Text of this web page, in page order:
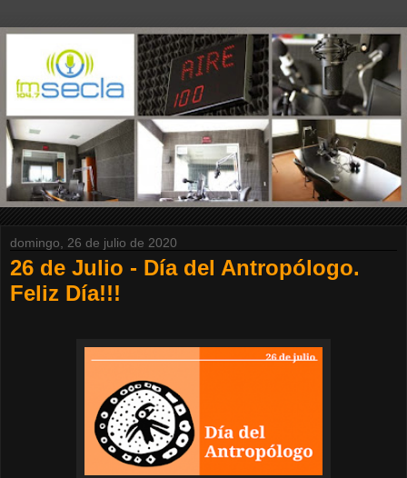
domingo, 26 de julio de 2020
26 de Julio - Día del Antropólogo.
Feliz Día!!!